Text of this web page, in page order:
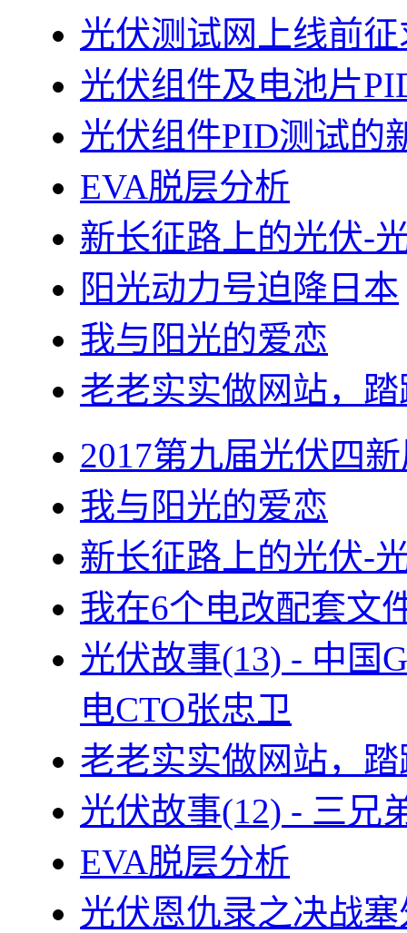
光伏测试网上线前
光伏组件及电池片
光伏组件PID测试的
EVA脱层分析
新长征路上的光伏-
阳光动力号迫降日本
我与阳光的爱恋
老老实实做网站，
2017第九届光伏四
我与阳光的爱恋
新长征路上的光伏-
我在6个电改配套文
光伏故事(13) - 中国
电CTO张忠卫
老老实实做网站，
光伏故事(12) - 三兄
EVA脱层分析
光伏恩仇录之决战